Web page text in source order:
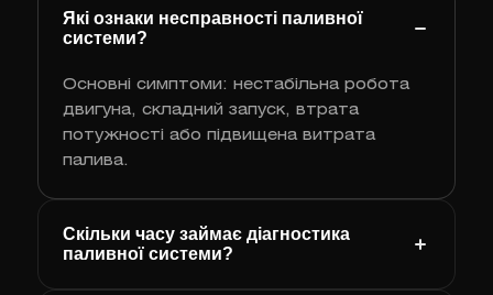
Які ознаки несправності паливної
системи?
Основні симптоми: нестабільна робота
двигуна, складний запуск, втрата
потужності або підвищена витрата
палива.
Скільки часу займає діагностика
паливної системи?